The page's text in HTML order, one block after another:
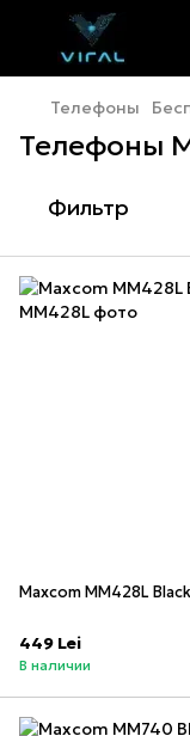
Телефоны
Телефоны
Фильтр
Maxcom MM428L Black
449 Lei
В наличии